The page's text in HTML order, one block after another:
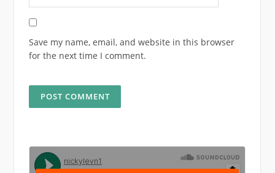
Save my name, email, and website in this browser
for the next time I comment.